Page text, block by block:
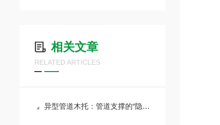
相关文章
RELATED ARTICLES
异型管道木托：管道支撑的“隐形守护者”